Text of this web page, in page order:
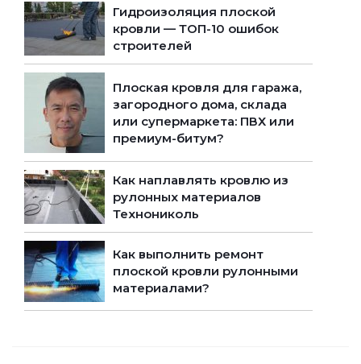
Гидроизоляция плоской
кровли — ТОП-10 ошибок
строителей
Плоская кровля для гаража,
загородного дома, склада
или супермаркета: ПВХ или
премиум-битум?
Как наплавлять кровлю из
рулонных материалов
Технониколь
Как выполнить ремонт
плоской кровли рулонными
материалами?